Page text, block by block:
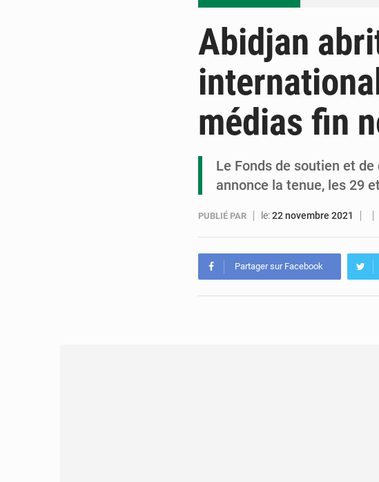
5 août
5 août 2026
5 août
Abidjan
médias fin
Le Fonds de soutien et
annonce la tenue, les 29
PUBLIÉ PAR le:22 novembre 2021
Partager sur Facebook